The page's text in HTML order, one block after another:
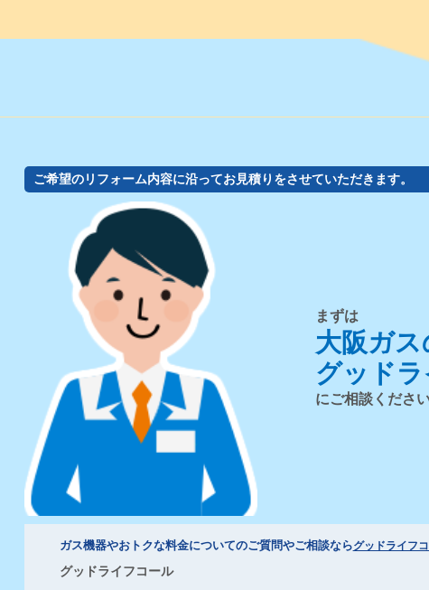
ご希望のリフォーム内容に沿ってお見積りをさせていただきます。
まずは
大阪ガス
グッド
にご相談ください
ガス機器やおトクな料金についてのご質問やご相談ならグッドライフ
グッドライフコール